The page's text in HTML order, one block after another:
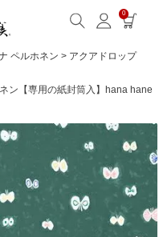
0
ペルホネン
アクアドロップ
ン【専用の紙封筒入】hana hane
ふくさ（念珠）・はんかち・書籍